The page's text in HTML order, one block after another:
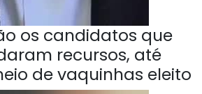
os candidatos que
recursos, até
de vaquinhas eleito